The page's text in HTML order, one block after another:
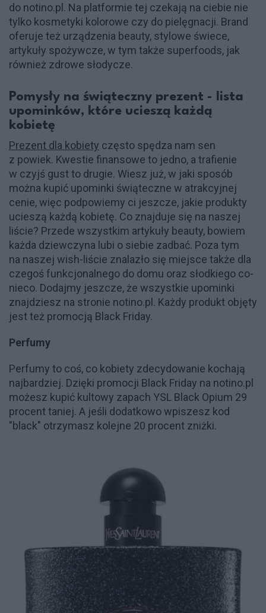
do notino.pl. Na platformie tej czekają na ciebie nie
tylko kosmetyki kolorowe czy do pielęgnacji. Brand
oferuje też urządzenia beauty, stylowe świece,
artykuły spożywcze, w tym także superfoods, jak
również zdrowe słodycze.
Pomysły na świąteczny prezent - lista
upominków, które ucieszą każdą
kobietę
Prezent dla kobiety często spędza nam sen
z powiek. Kwestie finansowe to jedno, a trafienie
w czyjś gust to drugie. Wiesz już, w jaki sposób
można kupić upominki świąteczne w atrakcyjnej
cenie, więc podpowiemy ci jeszcze, jakie produkty
ucieszą każdą kobietę. Co znajduje się na naszej
liście? Przede wszystkim artykuły beauty, bowiem
każda dziewczyna lubi o siebie zadbać. Poza tym
na naszej wish-liście znalazło się miejsce także dla
czegoś funkcjonalnego do domu oraz słodkiego co-
nieco. Dodajmy jeszcze, że wszystkie upominki
znajdziesz na stronie notino.pl. Każdy produkt objęty
jest też promocją Black Friday.
Perfumy
Perfumy to coś, co kobiety zdecydowanie kochają
najbardziej. Dzięki promocji Black Friday na notino.pl
możesz kupić kultowy zapach YSL Black Opium 29
procent taniej. A jeśli dodatkowo wpiszesz kod
"black" otrzymasz kolejne 20 procent zniżki.